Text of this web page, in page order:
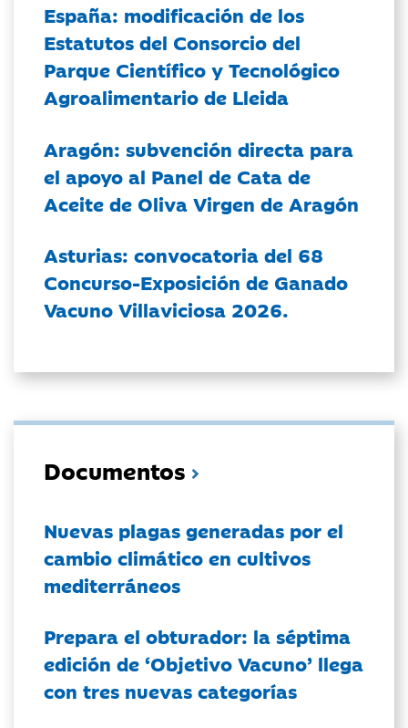
España: modificación de los
Estatutos del Consorcio del
Parque Científico y Tecnológico
Agroalimentario de Lleida
Aragón: subvención directa para
el apoyo al Panel de Cata de
Aceite de Oliva Virgen de Aragón
Asturias: convocatoria del 68
Concurso-Exposición de Ganado
Vacuno Villaviciosa 2026.
Documentos
Nuevas plagas generadas por el
cambio climático en cultivos
mediterráneos
Prepara el obturador: la séptima
edición de ‘Objetivo Vacuno’ llega
con tres nuevas categorías